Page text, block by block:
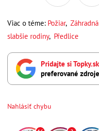
Viac o téme: Požiar,
slabšie rodiny, Předlice
Pridajte si Topky.sk
preferované
Nahlásiť chybu